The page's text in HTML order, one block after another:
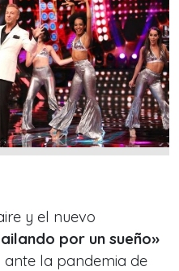
y el nuevo
por un sueño»
ante la pandemia de